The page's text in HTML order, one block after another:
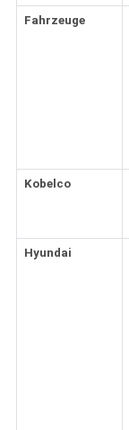
Fahrzeuge
Kobelco
Hyundai